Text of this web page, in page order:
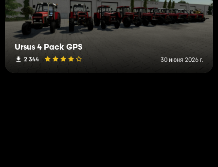
Ursus 4 Pack GPS
2 344 30 июня 2026 г.